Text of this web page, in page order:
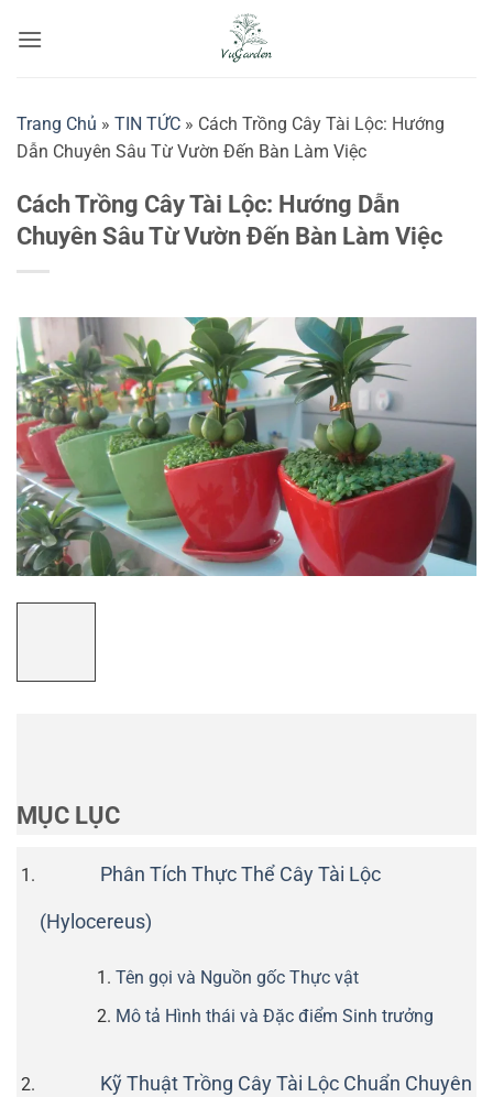
qua
Trang Chủ » TIN TỨC » Cách Trồng Cây Tài Lộc: Hướng
Dẫn Chuyên Sâu Từ Vườn Đến Bàn Làm Việc
Cách Trồng Cây Tài Lộc: Hướng Dẫn
Chuyên Sâu Từ Vườn Đến Bàn Làm Việc
MỤC LỤC
Phân Tích Thực Thể Cây Tài Lộc
(Hylocereus)
Tên gọi và Nguồn gốc Thực vật
Mô tả Hình thái và Đặc điểm Sinh trưởng
Kỹ Thuật Trồng Cây Tài Lộc Chuẩn Chuyên